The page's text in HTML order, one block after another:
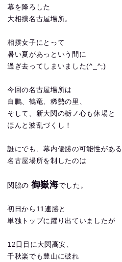
幕を降ろした
大相撲名古屋場所。
相撲女子にとって
暑い夏があっという間に
過ぎ去ってしまいました(^_^;)
今回の名古屋場所は
白鵬、鶴竜、稀勢の里、
そして、新大関の栃ノ心も休場と
ほんと波乱づくし！
誰にでも、幕内優勝の可能性がある
名古屋場所を制したのは
関脇の 御嶽海でした。
初日から11連勝と
単独トップに躍り出ていましたが
12日目に大関高安、
千秋楽でも豊山に破れ